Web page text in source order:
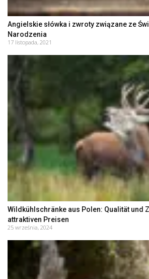
Angielskie słówka i zwroty związane ze
Narodzenia
17 listopada, 2021
Wildkühlschränke aus Polen: Qualität und
attraktiven Preisen
25 września, 2024